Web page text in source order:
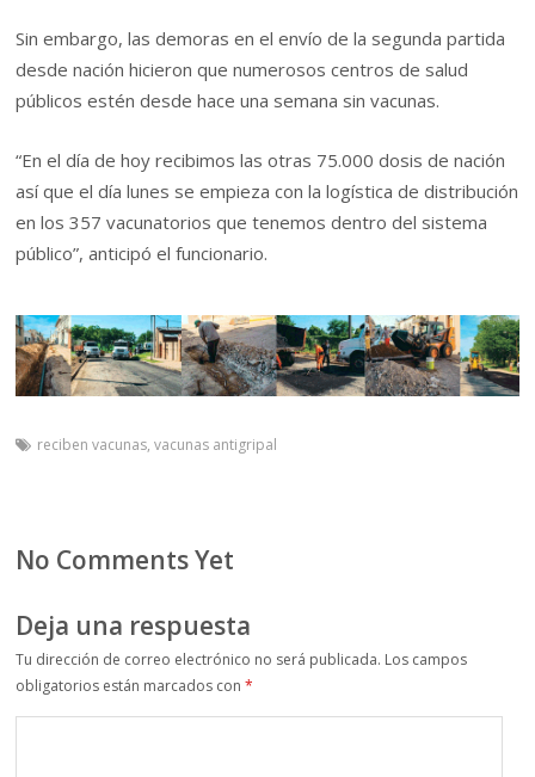
Sin embargo, las demoras en el envío de la segunda partida
desde nación hicieron que numerosos centros de salud
públicos estén desde hace una semana sin vacunas.
“En el día de hoy recibimos las otras 75.000 dosis de nación
así que el día lunes se empieza con la logística de distribución
en los 357 vacunatorios que tenemos dentro del sistema
público”, anticipó el funcionario.
reciben vacunas,vacunas antigripal
No Comments Yet
Deja una respuesta
Tu dirección de correo electrónico no será publicada. Los campos
obligatorios están marcados con*